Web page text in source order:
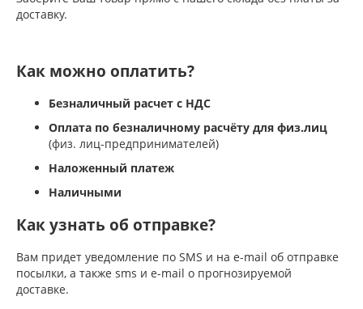
доставку.
Как можно оплатить?
Безналичный расчет с НДС
Оплата по безналичному расчёту для физ.лиц
(физ. лиц-предпринимателей)
Наложенный платеж
Наличными
Как узнать об отправке?
Вам придет уведомление по SMS и на e-mail об отправке
посылки, а также sms и e-mail о прогнозируемой
доставке.